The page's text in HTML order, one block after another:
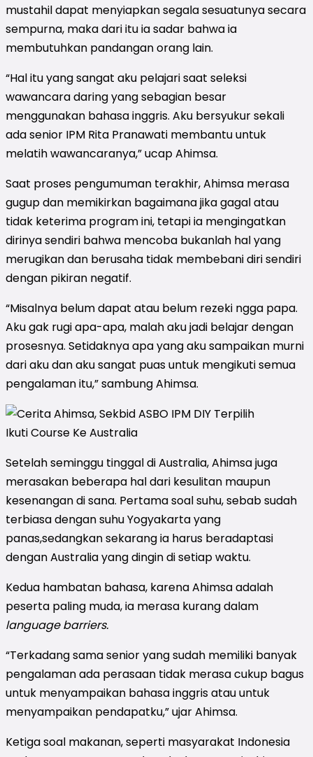
mustahil dapat menyiapkan segala sesuatunya secara
sempurna, maka dari itu ia sadar bahwa ia
membutuhkan pandangan orang lain.
“Hal itu yang sangat aku pelajari saat seleksi
wawancara daring yang sebagian besar
menggunakan bahasa inggris. Aku bersyukur sekali
ada senior IPM Rita Pranawati membantu untuk
melatih wawancaranya,” ucap Ahimsa.
Saat proses pengumuman terakhir, Ahimsa merasa
gugup dan memikirkan bagaimana jika gagal atau
tidak keterima program ini, tetapi ia mengingatkan
dirinya sendiri bahwa mencoba bukanlah hal yang
merugikan dan berusaha tidak membebani diri sendiri
dengan pikiran negatif.
“Misalnya belum dapat atau belum rezeki ngga papa.
Aku gak rugi apa-apa, malah aku jadi belajar dengan
prosesnya. Setidaknya apa yang aku sampaikan murni
dari aku dan aku sangat puas untuk mengikuti semua
pengalaman itu,” sambung Ahimsa.
Setelah seminggu tinggal di Australia, Ahimsa juga
merasakan beberapa hal dari kesulitan maupun
kesenangan di sana. Pertama soal suhu, sebab sudah
terbiasa dengan suhu Yogyakarta yang
panas,sedangkan sekarang ia harus beradaptasi
dengan Australia yang dingin di setiap waktu.
Kedua hambatan bahasa, karena Ahimsa adalah
peserta paling muda, ia merasa kurang dalam
language barriers.
“Terkadang sama senior yang sudah memiliki banyak
pengalaman ada perasaan tidak merasa cukup bagus
untuk menyampaikan bahasa inggris atau untuk
menyampaikan pendapatku,” ujar Ahimsa.
Ketiga soal makanan, seperti masyarakat Indonesia